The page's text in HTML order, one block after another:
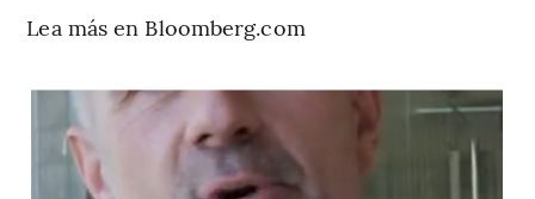
Lea más en Bloomberg.com